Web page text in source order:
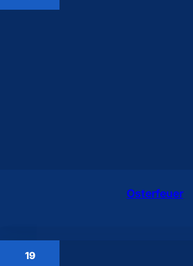
Osterfeuer
19